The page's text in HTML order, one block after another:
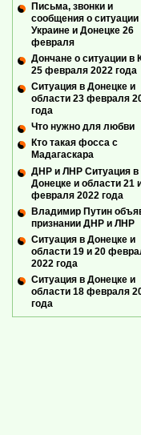
Письма, звонки и
сообщения о ситуации
Украине и Донецке 26
февраля
Дончане о ситуации в
25 февраля 2022 года
Ситуация в Донецке и
области 23 февраля
года
Что нужно для любви
Кто такая фосса с
Мадагаскара
ДНР и ЛНР Ситуация в
Донецке и области 21
февраля 2022 года
Владимир Путин
признании ДНР и ЛНР
Ситуация в Донецке и
области 19 и 20
2022 года
Ситуация в Донецке и
области 18 февраля
года